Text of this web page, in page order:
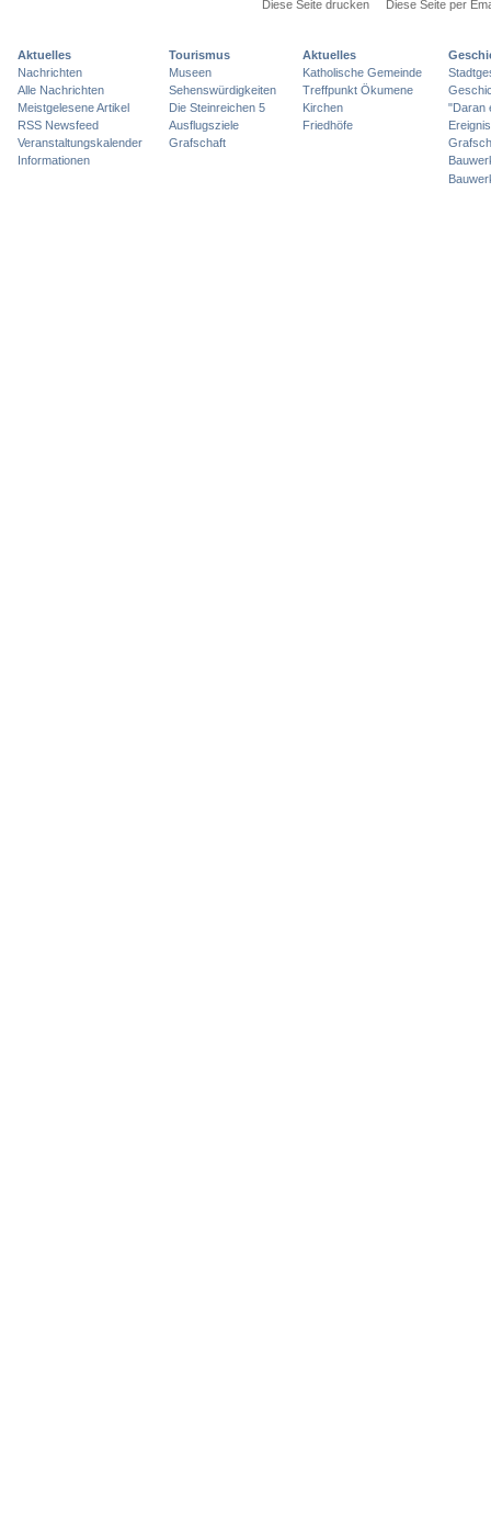
Diese Seite drucken Diese Seite per
Aktuelles
Nachrichten
Alle Nachrichten
Meistgelesene Artikel
RSS Newsfeed
Veranstaltungskalender
Informationen
Tourismus
Museen
Sehenswürdigkeiten
Die Steinreichen 5
Ausflugsziele
Grafschaft
Aktuelles
Katholische Gemeinde
Treffpunkt Ökumene
Kirchen
Friedhöfe
"Daran